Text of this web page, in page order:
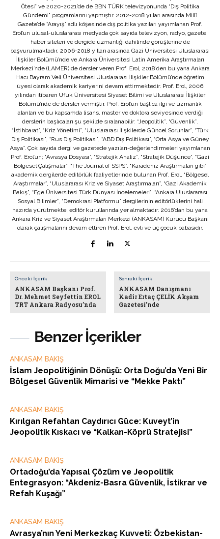
Benzer İçerikler
ANKASAM BAKIŞ
İslam Jeopolitiğinin Dönüşü: Orta Doğu’da Yeni Bir
Bölgesel Güvenlik Mimarisi ve “Mekke Paktı”
ANKASAM BAKIŞ
Kırılgan Refahtan Caydırıcı Güce: Kuveyt’in
Jeopolitik Kıskacı ve “Kalkan-Köprü Stratejisi”
ANKASAM BAKIŞ
Ortadoğu’da Yapısal Çözüm ve Jeopolitik
Entegrasyon: “Akdeniz-Basra Güvenlik, İstikrar ve
Refah Kuşağı”
ANKASAM BAKIŞ
Avrasya’nın Yeni Merkezkaç Kuvveti: Özbekistan-
Ötesi” ve 2020-2021’de de BBN TÜRK televizyonunda “Dış Politika
Gündemi” programlarını yapmıştır. 2012-2018 yılları arasında Millî
Gazete’de “Arayış” adlı köşesinde dış politika yazıları yayımlanan Prof.
Erol’un ulusal-uluslararası medyada çok sayıda televizyon, radyo, gazete,
haber siteleri ve dergide uzmanlığı dahilinde görüşlerine de
başvurulmaktadır. 2006-2018 yılları arasında Gazi Üniversitesi Uluslararası
İlişkiler Bölümü’nde ve Ankara Üniversitesi Latin Amerika Araştırmaları
Merkezi’nde (LAMER) de dersler veren Prof. Erol, 2018’den bu yana Ankara
Hacı Bayram Veli Üniversitesi Uluslararası İlişkiler Bölümü’nde öğretim
üyesi olarak akademik kariyerini devam ettirmektedir. Prof. Erol, 2006
yılından itibaren Ufuk Üniversitesi Siyaset Bilimi ve Uluslararası İlişkiler
Bölümü’nde de dersler vermiştir. Prof. Erol’un başlıca ilgi ve uzmanlık
alanları ve bu kapsamda lisans, master ve doktora seviyesinde verdiği
derslerin başlıcaları şu şekilde sıralanabilir: “Jeopolitik”, “Güvenlik”,
“İstihbarat”, “Kriz Yönetimi”, “Uluslararası İlişkilerde Güncel Sorunlar”, “Türk
Dış Politikası”, “Rus Dış Politikası”, “ABD Dış Politikası”, “Orta Asya ve Güney
Asya”. Çok sayıda dergi ve gazetede yazıları-değerlendirmeleri yayımlanan
Prof. Erol’un; “Avrasya Dosyası”, “Stratejik Analiz”, “Stratejik Düşünce”, “Gazi
Bölgesel Çalışmalar”, “The Journal of SSPS”, “Karadeniz Araştırmaları gibi”
akademik dergilerde editörlük faaliyetlerinde bulunan Prof. Erol, “Bölgesel
Araştırmalar”, “Uluslararası Kriz ve Siyaset Araştırmaları”, “Gazi Akademik
Bakış”, “Ege Üniversitesi Türk Dünyası İncelemeleri”, “Ankara Uluslararası
Sosyal Bilimler”, “Demokrasi Platformu” dergilerinin editörlüklerini hali
hazırda yürütmekte, editör kurullarında yer almaktadır. 2016’dan bu yana
Ankara Kriz ve Siyaset Araştırmaları Merkezi (ANKASAM) Kurucu Başkanı
olarak çalışmalarını devam ettiren Prof. Erol, evli ve üç çocuk babasıdır.
Önceki İçerik
ANKASAM Başkanı Prof.
Dr. Mehmet Seyfettin EROL
TRT Ankara Radyosu’nda
Sonraki İçerik
ANKASAM Danışmanı
Kadir Ertaç ÇELİK Akşam
Gazetesi’nde